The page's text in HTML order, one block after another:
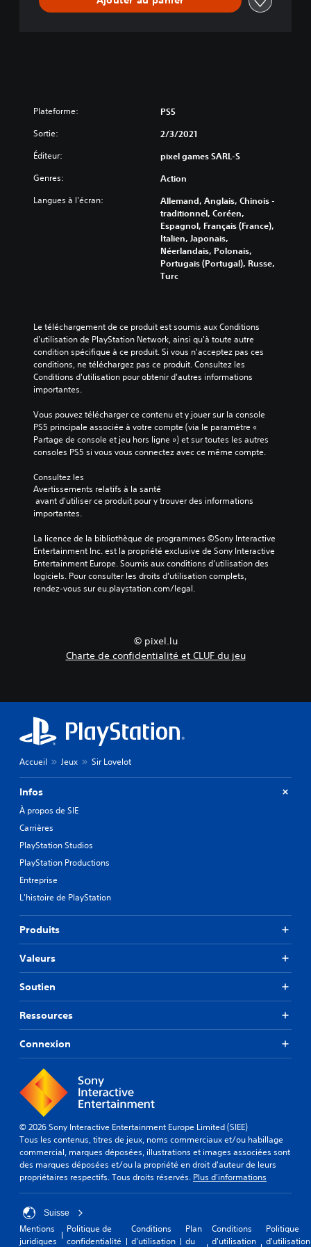
Plateforme: PS5
Sortie: 2/3/2021
Éditeur: pixel games SARL-S
Genres: Action
Langues à l'écran:
Allemand, Anglais, Chinois -
traditionnel, Coréen,
Espagnol, Français (France),
Italien, Japonais,
Néerlandais, Polonais,
Portugais (Portugal), Russe,
Turc
Le téléchargement de ce produit est soumis aux Conditions
d'utilisation de PlayStation Network, ainsi qu'à toute autre
condition spécifique à ce produit. Si vous n'acceptez pas ces
conditions, ne téléchargez pas ce produit. Consultez les
Conditions d'utilisation pour obtenir d'autres informations
importantes.
Vous pouvez télécharger ce contenu et y jouer sur la console
PS5 principale associée à votre compte (via le paramètre «
Partage de console et jeu hors ligne ») et sur toutes les autres
consoles PS5 si vous vous connectez avec ce même compte.
Consultez les
Avertissements relatifs à la santé
importantes.
La licence de la bibliothèque de programmes ©Sony Interactive
Entertainment Inc. est la propriété exclusive de Sony Interactive
Entertainment Europe. Soumis aux conditions d’utilisation des
logiciels. Pour consulter les droits d’utilisation complets,
rendez-vous sur eu.playstation.com/legal.
© pixel.lu
Charte de confidentialité et CLUF du jeu
Accueil Jeux Sir Lovelot
Infos
À propos de SIE
Carrières
PlayStation Studios
PlayStation Productions
Entreprise
L'histoire de PlayStation
Produits
Valeurs
Soutien
Ressources
Connexion
© 2026 Sony Interactive Entertainment Europe Limited (SIEE)
Tous les contenus, titres de jeux, noms commerciaux et/ou habillage
commercial, marques déposées, illustrations et images associées sont
des marques déposées et/ou la propriété en droit d'auteur de leurs
propriétaires respectifs. Tous droits réservés. Plus d'informations
Suisse
Mentions
juridiques
Politique de
confidentialité
Conditions
d'utilisation
Plan
du
Conditions
d'utilisation
Politique
d'utilisation